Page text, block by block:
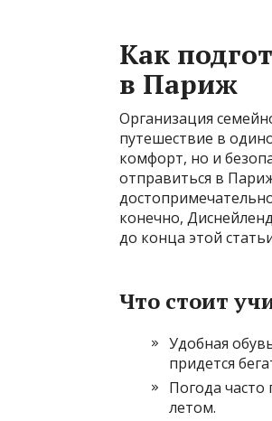
Как
в Париж
Организация
путешествие в
комфорт, но и
отправиться в
конечно,
до конца этой
Что стоит
Удобная
придется
Погода
летом.